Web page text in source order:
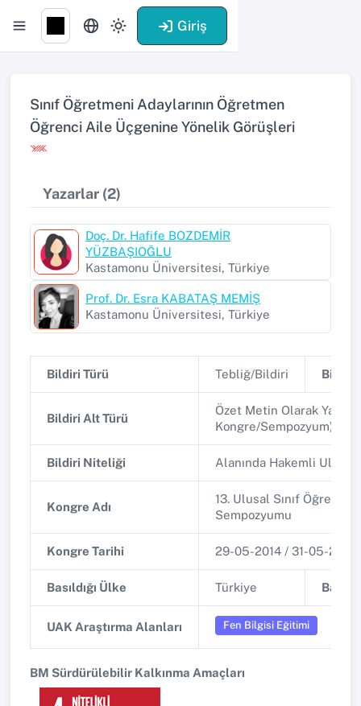
Giriş
Sınıf Öğretmeni Adaylarının Öğretmen
Öğrenci Aile Üçgenine Yönelik Görüşleri
Yazarlar (2)
Doç. Dr. Hafife BOZDEMİR
YÜZBAŞIOĞLU
Kastamonu Üniversitesi, Türkiye
Prof. Dr. Esra KABATAŞ MEMİŞ
Kastamonu Üniversitesi, Türkiye
Bildiri Türü Tebliğ/Bildiri Bildiri
Bildiri Alt Türü
Özet Metin Olarak
Kongre/Sempozyum)
Bildiri Niteliği Alanında Hakemli
Kongre Adı
13. Ulusal Sınıf
Sempozyumu
Kongre Tarihi 29-05-2014 / 31-05-2014
Basıldığı Ülke Türkiye
UAK Araştırma Alanları Fen Bilgisi Eğitimi
BM Sürdürülebilir Kalkınma Amaçları